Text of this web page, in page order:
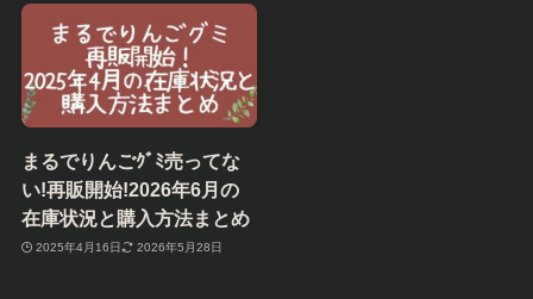
まるでりんごｸﾞﾐ売ってな
い!再販開始!2026年6月の
在庫状況と購入方法まとめ
2025年4月16日 2026年5月28日